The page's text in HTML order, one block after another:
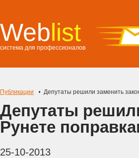
Weblist
система для профессионалов
Публикации Депутаты решили заменить
Депутаты
Рунете
25-10-2013